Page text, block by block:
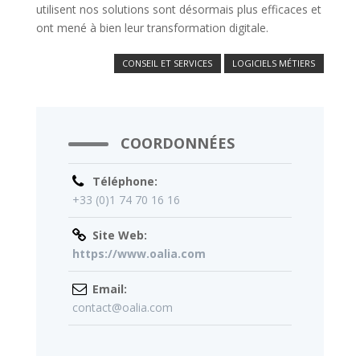
utilisent nos solutions sont désormais plus efficaces et
ont mené à bien leur transformation digitale.
CONSEIL ET SERVICES LOGICIELS MÉTIERS
COORDONNÉES
Téléphone:
+33 (0)1 74 70 16 16
Site Web:
https://www.oalia.com
Email:
contact@oalia.com